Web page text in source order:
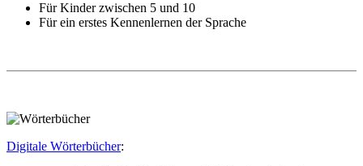
Für Kinder zwischen 5 und 10
Für ein erstes Kennenlernen der Sprache
Digitale Wörterbücher: